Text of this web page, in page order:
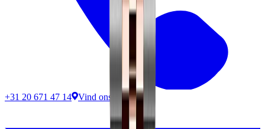
+31 20 671 47 14 Vind ons